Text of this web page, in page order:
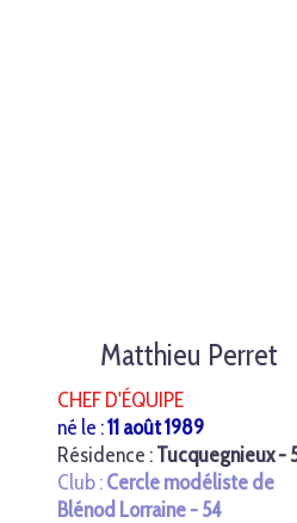
Matthieu Perret
CHEF D'ÉQUIPE
né le :11 août 1989
Résidence :Tucquegnieux -
Club :Cercle modéliste de
Blénod Lorraine - 54